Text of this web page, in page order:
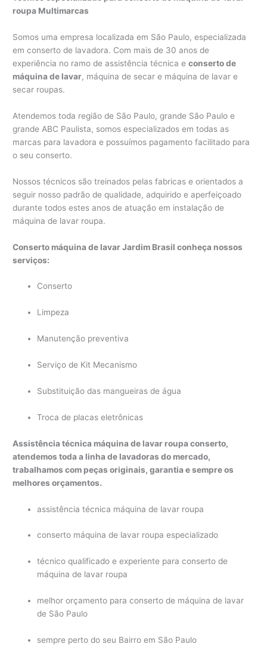
roupa Multimarcas
Somos uma empresa localizada em São Paulo, especializada
em conserto de lavadora. Com mais de 30 anos de
experiência no ramo de assistência técnica econserto de
máquina de lavar, máquina de secar e máquina de lavar e
secar roupas.
Atendemos toda região de São Paulo, grande São Paulo e
grande ABC Paulista, somos especializados em todas as
marcas para lavadora e possuímos pagamento facilitado para
o seu conserto.
Nossos técnicos são treinados pelas fabricas e orientados a
seguir nosso padrão de qualidade, adquirido e aperfeiçoado
durante todos estes anos de atuação em instalação de
máquina de lavar roupa.
Conserto máquina de lavar Jardim Brasil conheça nossos
serviços:
Conserto
Limpeza
Manutenção preventiva
Serviço de Kit Mecanismo
Substituição das mangueiras de água
Troca de placas eletrônicas
Assistência técnica máquina de lavar roupa conserto,
atendemos toda a linha de lavadoras do mercado,
trabalhamos com peças originais, garantia e sempre os
melhores orçamentos.
assistência técnica máquina de lavar roupa
conserto máquina de lavar roupa especializado
técnico qualificado e experiente para conserto de
máquina de lavar roupa
melhor orçamento para conserto de máquina de lavar
de São Paulo
sempre perto do seu Bairro em São Paulo